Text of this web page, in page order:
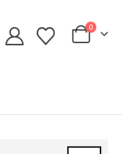
0